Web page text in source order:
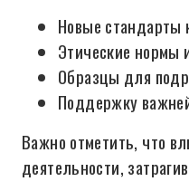
Новые стандарты
Этические нормы
Образцы для
Поддержку
Важно отметить, что
деятельности,